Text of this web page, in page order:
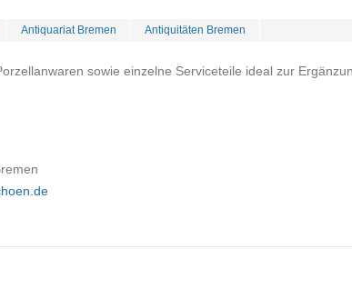
Antiquariat Bremen Antiquitäten Bremen
sowie einzelne Serviceteile ideal zur